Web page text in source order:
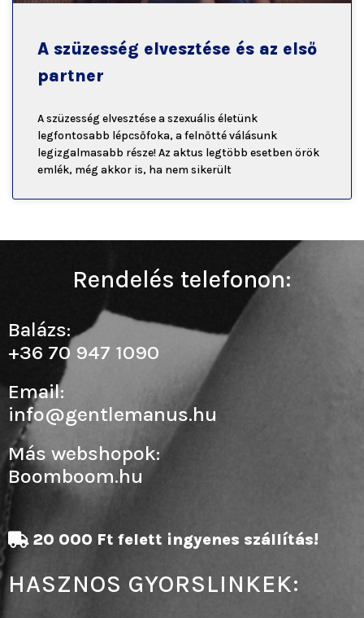
A szüzesség elvesztése és az első
partner
A szüzesség elvesztése a szexuális életünk
legfontosabb lépcsőfoka, a felnőtté válásunk
legizgalmasabb része! Az aktus legtöbb esetben örök
emlék, még akkor is, ha nem sikerült
20 000 Ft felett ingyenes szállítás!
HASZNOS GYORSLINKEK:
Rendelés telefonon:
Balázs:
+36 70 947 1090
Email:
info@gentlemanus.hu
Más webshopok:
Boomboom.hu